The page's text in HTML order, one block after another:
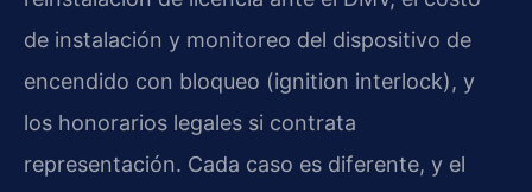
de instalación y monitoreo del dispositivo de
encendido con bloqueo (ignition interlock), y
los honorarios legales si contrata
representación. Cada caso es diferente, y el